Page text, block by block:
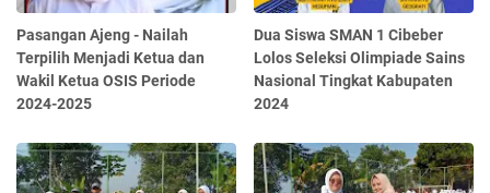
Pasangan Ajeng - Nailah
Terpilih Menjadi Ketua dan
Wakil Ketua OSIS Periode
2024-2025
Dua Siswa SMAN 1 Cibeber
Lolos Seleksi Olimpiade Sains
Nasional Tingkat Kabupaten
2024